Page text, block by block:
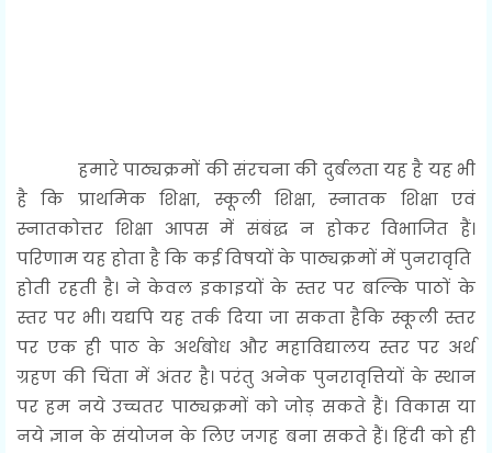
हमारे पाठ्यक्रमों की संरचना की दुर्बलता यह है यह भी
है कि प्राथमिक शिक्षा, स्कूली शिक्षा, स्नातक शिक्षा एवं
स्नातकोत्तर शिक्षा आपस में संबंद्ध न होकर विभाजित हैं।
परिणाम यह होता है कि कई विषयों के पाठ्यक्रमों में पुनरावृति
होती रहती है। ने केवल इकाइयों के स्तर पर बल्कि पाठों के
स्तर पर भी। यद्यपि यह तर्क दिया जा सकता हैकि स्कूली स्तर
पर एक ही पाठ के अर्थबोध और महाविद्यालय स्तर पर अर्थ
ग्रहण की चिंता में अंतर है। परंतु अनेक पुनरावृत्तियों के स्थान
पर हम नये उच्चतर पाठ्यक्रमों को जोड़ सकते हैं। विकास या
नये ज्ञान के संयोजन के लिए जगह बना सकते हैं। हिंदी को ही